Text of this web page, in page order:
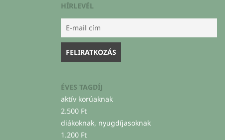
HÍRLEVÉL
ÉVES TAGDÍJ
aktív korúaknak
2.500 Ft
diákoknak, nyugdíjasoknak
1.200 Ft